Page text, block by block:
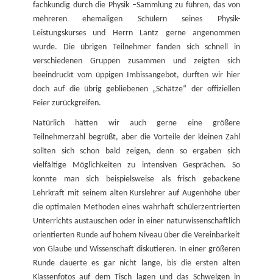
fachkundig durch die Physik –Sammlung zu führen, das von
mehreren ehemaligen Schülern seines Physik-
Leistungskurses und Herrn Lantz gerne angenommen
wurde. Die übrigen Teilnehmer fanden sich schnell in
verschiedenen Gruppen zusammen und zeigten sich
beeindruckt vom üppigen Imbissangebot, durften wir hier
doch auf die übrig gebliebenen „Schätze“ der offiziellen
Feier zurückgreifen.
Natürlich hätten wir auch gerne eine größere
Teilnehmerzahl begrüßt, aber die Vorteile der kleinen Zahl
sollten sich schon bald zeigen, denn so ergaben sich
vielfältige Möglichkeiten zu intensiven Gesprächen. So
konnte man sich beispielsweise als frisch gebackene
Lehrkraft mit seinem alten Kurslehrer auf Augenhöhe über
die optimalen Methoden eines wahrhaft schülerzentrierten
Unterrichts austauschen oder in einer naturwissenschaftlich
orientierten Runde auf hohem Niveau über die Vereinbarkeit
von Glaube und Wissenschaft diskutieren. In einer größeren
Runde dauerte es gar nicht lange, bis die ersten alten
Klassenfotos auf dem Tisch lagen und das Schwelgen in